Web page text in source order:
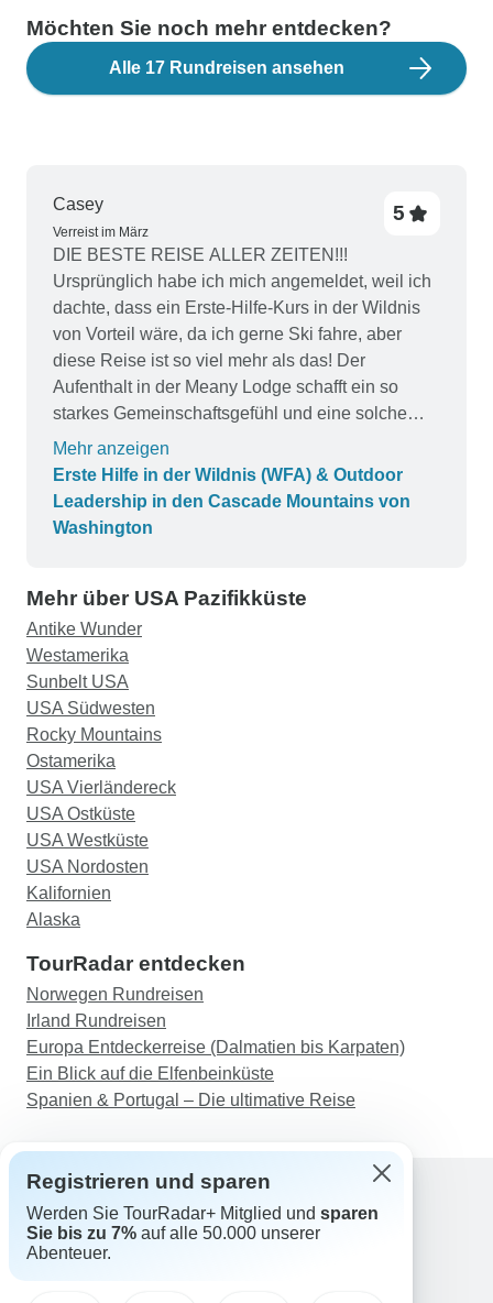
Möchten Sie noch mehr entdecken?
Alle 17 Rundreisen ansehen
Casey
Verreist im März
5
DIE BESTE REISE ALLER ZEITEN!!!
Ursprünglich habe ich mich angemeldet, weil ich
dachte, dass ein Erste-Hilfe-Kurs in der Wildnis
von Vorteil wäre, da ich gerne Ski fahre, aber
diese Reise ist so viel mehr als das! Der
Aufenthalt in der Meany Lodge schafft ein so
starkes Gemeinschaftsgefühl und eine solche
Liebe für alle, die auf dem Trip waren, dass ich
selbst eine Woche später nur noch dorthin
zurückkehren möchte! Das praktische Üben von
Szenarien für verschiedene Arten von
ich jemals in eine Situation komme, in der ich
mein Training anwenden muss, dies ohne Panik
tun kann. Außerdem waren Carly Jo und Mike die
tollsten Führer, die ich mir hätte wünschen
können! Die Art und Weise, wie sie es geschafft
haben, sich mit jedem einzelnen Teilnehmer zu
verbinden und uns das Gefühl zu geben, dass wir
nicht nur dazugehören, sondern es auch verdient
haben, unsere Meinung zu sagen und
authentisch zu sein - das werde ich für immer in
Erinnerung behalten!
Mehr anzeigen
Erste Hilfe in der Wildnis (WFA) & Outdoor
Leadership in den Cascade Mountains von
Washington
Mehr über USA Pazifikküste
Antike Wunder
Westamerika
Sunbelt USA
USA Südwesten
Rocky Mountains
Ostamerika
USA Vierländereck
USA Ostküste
USA Westküste
USA Nordosten
Kalifornien
Alaska
TourRadar entdecken
Norwegen Rundreisen
Irland Rundreisen
Europa Entdeckerreise (Dalmatien bis Karpaten)
Ein Blick auf die Elfenbeinküste
Spanien & Portugal – Die ultimative Reise
Support
Kontakt
Registrieren und sparen
Werden Sie TourRadar+ Mitglied und sparen
Sie bis zu 7% auf alle 50.000 unserer
Abenteuer.